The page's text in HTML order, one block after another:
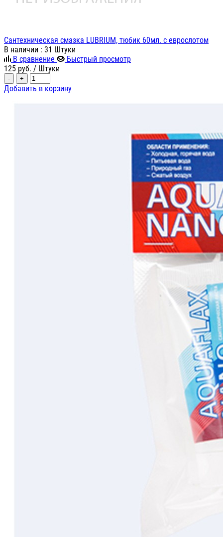
Сантехническая смазка LUBRIUM, тюбик 60мл. с еврослотом
В наличии : 31 Штуки
В сравнение
Быстрый просмотр
125 руб. / Штуки
- +
Добавить в корзину